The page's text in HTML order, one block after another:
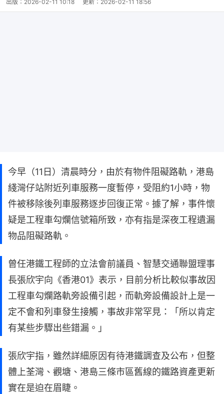
出版： 2026-02-11 10:18 更新： 2026-02-11 18:56
今早（11日）清晨時分，由於有物件阻礙路軌，港島
綫灣仔站附近列車服務一度暫停，受阻約1小時，物
件被移除後列車服務逐步回復正常。據了解，事件懷
疑是工程車勾爛信號箱所致，亦有指是深夜工程遺漏
物品阻礙路軌。
曾任港鐵工程師的立法會前議員、智慧交通聯盟理事
長張欣宇向《香港01》表示，目前分析比較似事故因
工程車勾爛路軌旁設備引起，而軌旁設備設計上是一
定不會和列車發生接觸，事故非常罕見：「所以肯定
有某些步驟出些錯漏。」
張欣宇指，雖然詳細原因有待港鐵調查及公布，但整
體上荃灣、觀塘、港島三條市區舊線的鐵路資產更新
實在是迫在眉睫。